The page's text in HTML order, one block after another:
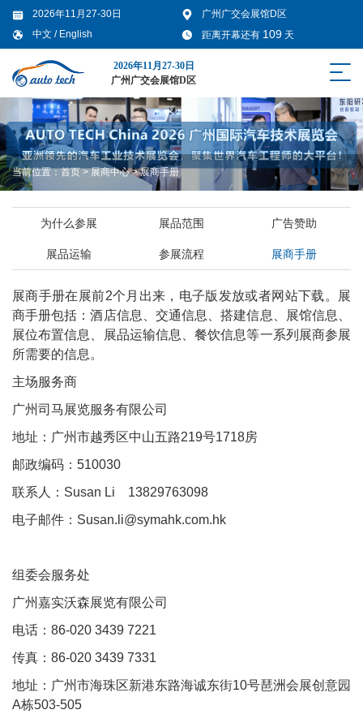
2026年11月27-30日
广州广交会展馆D区
中文 / English 距离开幕还有 109 天
2026年11月27-30日
广州广交会展馆D区
当前位置：首页>展商中心>展商手册
为什么参展 展品范围 广告赞助
展品运输 参展流程 展商手册
展商手册在展前2个月出来，电子版发放或者网站下载。展
商手册包括：酒店信息、交通信息、搭建信息、展馆信息、
展位布置信息、展品运输信息、餐饮信息等一系列展商参展
所需要的信息。
主场服务商
广州司马展览服务有限公司
地址：广州市越秀区中山五路219号1718房
邮政编码：510030
联系人：Susan Li 13829763098
电子邮件：Susan.li@symahk.com.hk
组委会服务处
广州嘉实沃森展览有限公司
电话：86-020 3439 7221
传真：86-020 3439 7331
地址：广州市海珠区新港东路海诚东街10号琶洲会展创意园
A栋503-505